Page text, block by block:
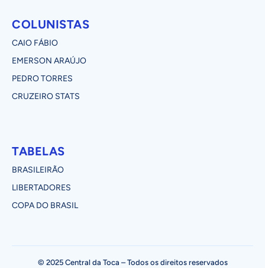
COLUNISTAS
CAIO FÁBIO
EMERSON ARAÚJO
PEDRO TORRES
CRUZEIRO STATS
TABELAS
BRASILEIRÃO
LIBERTADORES
COPA DO BRASIL
© 2025 Central da Toca – Todos os direitos reservados